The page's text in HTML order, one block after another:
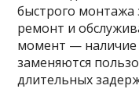
быстрого монтажа
ремонт и
момент — наличие
заменяются
длительных